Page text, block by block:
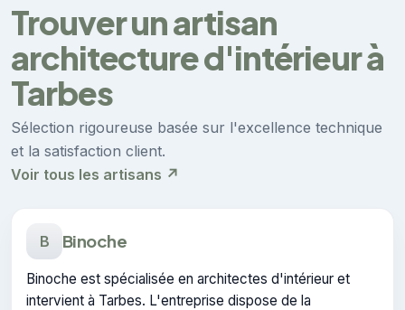
Trouver un artisan
architecture d'intérieur à
Tarbes
Sélection rigoureuse basée sur l'excellence technique
et la satisfaction client.
Voir tous les artisans ↗
B Binoche
Binoche est spécialisée en architectes d'intérieur et
intervient à Tarbes. L'entreprise dispose de la